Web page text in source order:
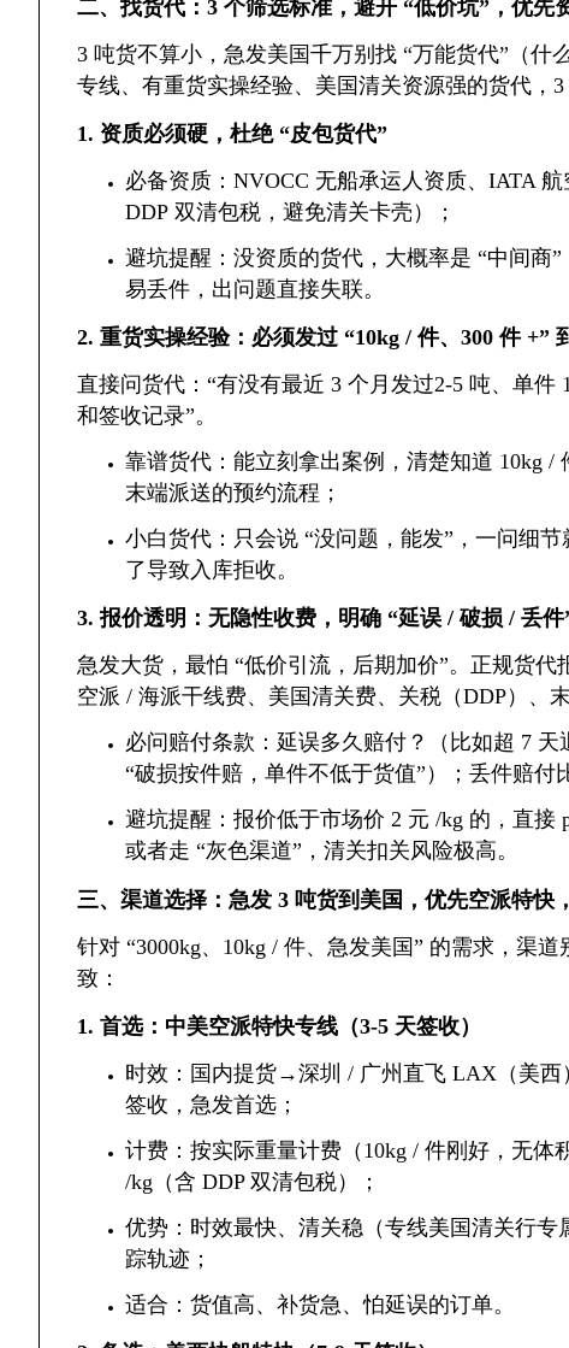
二、找货代：3 个筛选标准，避开 “低价坑”，优先
3 吨货不算小，急发美国千万别找 “万能货代”（什
专线、有重货实操经验、美国清关资源强的货代，3
1. 资质必须硬，杜绝 “皮包货代”
必备资质：NVOCC 无船承运人资质、IATA
DDP 双清包税，避免清关卡壳）；
避坑提醒：没资质的货代，大概率是 “中间商
易丢件，出问题直接失联。
2. 重货实操经验：必须发过 “10kg / 件、300 件 +”
直接问货代：“有没有最近 3 个月发过2-5 吨、单
和签收记录”。
靠谱货代：能立刻拿出案例，清楚知道 10kg /
末端派送的预约流程；
小白货代：只会说 “没问题，能发”，一问细
了导致入库拒收。
3. 报价透明：无隐性收费，明确 “延误 / 破损 / 丢件
急发大货，最怕 “低价引流，后期加价”。正规货代
空派 / 海派干线费、美国清关费、关税（DDP）、末
必问赔付条款：延误多久赔付？（比如超 7
“破损按件赔，单件不低于货值”）；丢件赔付
避坑提醒：报价低于市场价 2 元 /kg 的，直接
或者走 “灰色渠道”，清关扣关风险极高。
三、渠道选择：急发 3 吨货到美国，优先空派特快
针对 “3000kg、10kg / 件、急发美国” 的需求，渠
致：
1. 首选：中美空派特快专线（3-5 天签收）
时效：国内提货→深圳 / 广州直飞 LAX（美
签收，急发首选；
计费：按实际重量计费（10kg / 件刚好，无体
/kg（含 DDP 双清包税）；
优势：时效最快、清关稳（专线美国清关行专
踪轨迹；
适合：货值高、补货急、怕延误的订单。